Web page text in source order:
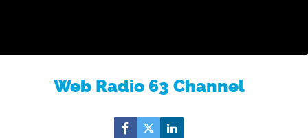
Web Radio 63 Channel